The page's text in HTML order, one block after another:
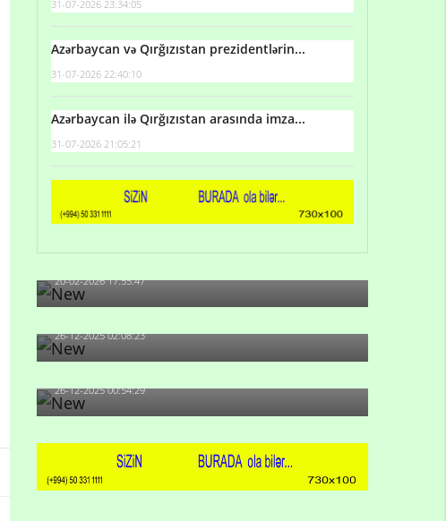
31-07-2026 23:34:05
Azərbaycan və Qırğızıstan prezidentlərin...
31-07-2026 22:40:10
Azərbaycan ilə Qırğızıstan arasında imza...
31-07-2026 21:05:21
artıb?
20-02-2026 17:55:47
Məni bura NAZİR GÖNDƏRİB - 1937-ci ildən
fəaliyyətdə olan və...
26-12-2025 02:08:23
-Ay qız, sən məhkəməni udmayacaqsan... Sən
bilirsən də, məni...
26-12-2025 00:54:29